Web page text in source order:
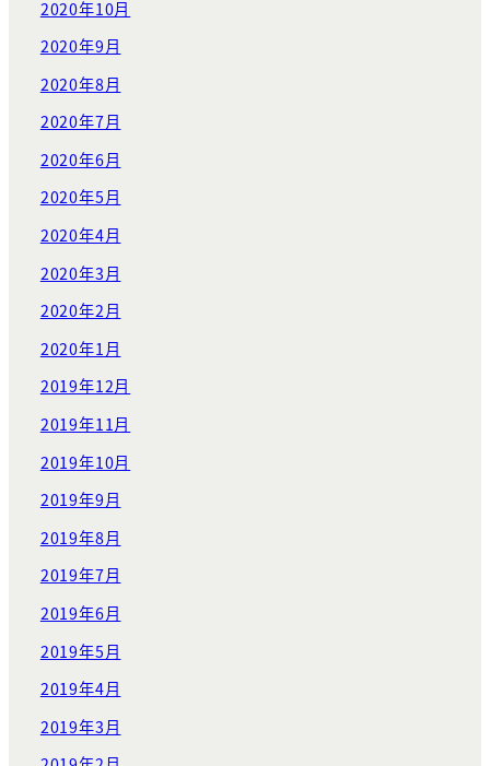
2020年10月
2020年9月
2020年8月
2020年7月
2020年6月
2020年5月
2020年4月
2020年3月
2020年2月
2020年1月
2019年12月
2019年11月
2019年10月
2019年9月
2019年8月
2019年7月
2019年6月
2019年5月
2019年4月
2019年3月